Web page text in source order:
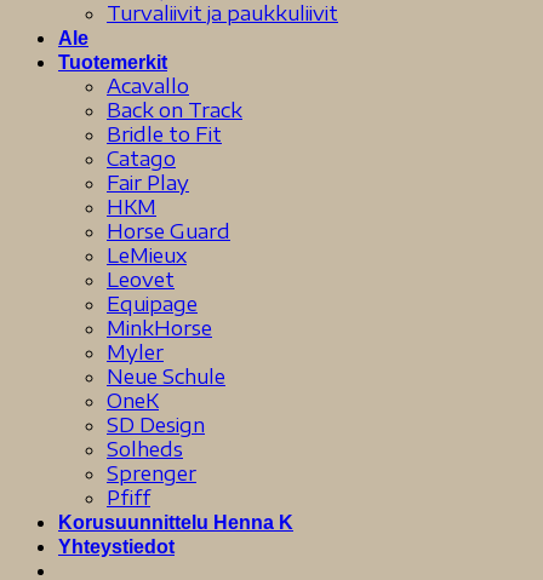
Turvaliivit ja paukkuliivit
Ale
Tuotemerkit
Acavallo
Back on Track
Bridle to Fit
Catago
Fair Play
HKM
Horse Guard
LeMieux
Leovet
Equipage
MinkHorse
Myler
Neue Schule
OneK
SD Design
Solheds
Sprenger
Pfiff
Korusuunnittelu Henna K
Yhteystiedot